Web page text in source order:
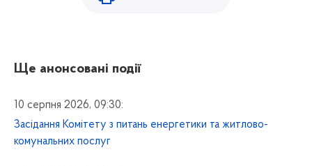
Ще анонсовані події
10 серпня 2026, 09:30:
Засідання Комітету з питань енергетики та житлово-
комунальних послуг